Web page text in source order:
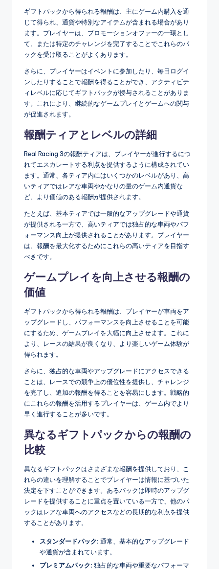
ギフトパックから得られる報酬は、主にゲーム内購入を通
じて得られ、通貨や特別なアイテムが含まれる場合があり
ます。プレイヤーは、プロモーションオファーの一環とし
て、または特定のチャレンジを完了することでこれらのパ
ックを受け取ることがよくあります。
さらに、プレイヤーはイベントに参加したり、毎日ログイ
ンしたりすることで報酬を得ることができ、アクティビテ
ィレベルに応じてギフトパックが授与されることがありま
す。これにより、継続的なゲームプレイとゲームへの関与
が促進されます。
報酬ティアとレベルの詳細
Real Racing 3の報酬ティアは、プレイヤーが進行するにつ
れてエスカレートする利点を提供するように構成されてい
ます。通常、各ティア内にはいくつかのレベルがあり、高
いティアではレアな車両やかなりの量のゲーム内通貨な
ど、より価値のある報酬が提供されます。
たとえば、基本ティアでは一般的なアップグレードや通貨
が提供される一方で、高いティアでは独占的な車両やパフ
ォーマンス向上が提供されることがあります。プレイヤー
は、報酬を最大化するためにこれらの高いティアを目指す
べきです。
ゲームプレイを向上させる報酬の
価値
ギフトパックから得られる報酬は、プレイヤーが車両をア
ップグレードし、パフォーマンスを向上させることを可能
にするため、ゲームプレイを大幅に向上させます。これに
より、レースの結果が良くなり、より楽しいゲーム体験が
得られます。
さらに、独占的な車両やアップグレードにアクセスできる
ことは、レースでの競争上の優位性を提供し、チャレンジ
を完了し、追加の報酬を得ることを容易にします。戦略的
にこれらの報酬を活用するプレイヤーは、ゲーム内でより
早く進行することが多いです。
異なるギフトパックからの報酬の
比較
異なるギフトパックはさまざまな報酬を提供しており、こ
れらの違いを理解することでプレイヤーは情報に基づいた
決定を下すことができます。あるパックは即時のアップグ
レードを提供することに重点を置いている一方で、他のパ
ックはレアな車両へのアクセスなどの長期的な利点を提供
することがあります。
スタンダードパック: 通常、基本的なアップグレード
や通貨が含まれています。
プレミアムパック: 独占的な車両や重要なパフォーマ